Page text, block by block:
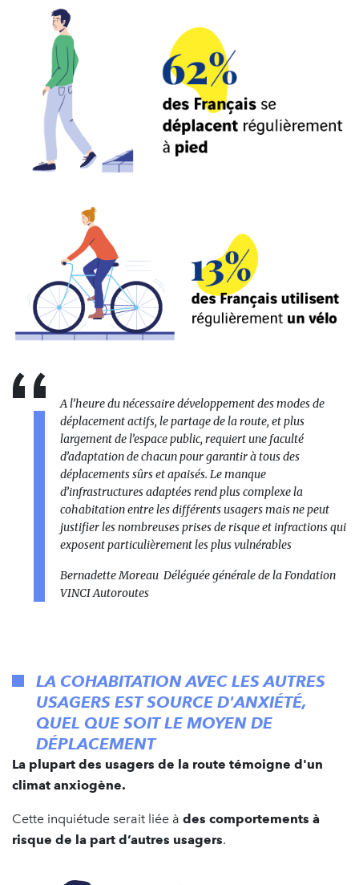
A l’heure du nécessaire développement des modes de
déplacement actifs, le partage de la route, et plus
largement de l’espace public, requiert une faculté
d’adaptation de chacun pour garantir à tous des
déplacements sûrs et apaisés. Le manque
d’infrastructures adaptées rend plus complexe la
cohabitation entre les différents usagers mais ne peut
justifier les nombreuses prises de risque et infractions qui
exposent particulièrement les plus vulnérables
Bernadette Moreau Déléguée générale de la Fondation
VINCI Autoroutes
LA COHABITATION AVEC LES AUTRES
USAGERS EST SOURCE D'ANXIÉTÉ,
QUEL QUE SOIT LE MOYEN DE
DÉPLACEMENT
La plupart des usagers de la route témoigne d'un
climat anxiogène.
Cette inquiétude serait liée à des comportements à
risque de la part d’autres usagers.